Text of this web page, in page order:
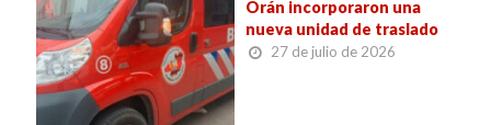
Orán incorporaron una
nueva unidad de traslado
27 de julio de 2026